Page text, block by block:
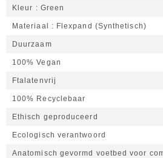
Kleur Green
Materiaal Flexpand (Synthetisch)
Duurzaam
100% Vegan
Ftalatenvrij
100% Recyclebaar
Ethisch geproduceerd
Ecologisch verantwoord
Anatomisch gevormd voetbed voor